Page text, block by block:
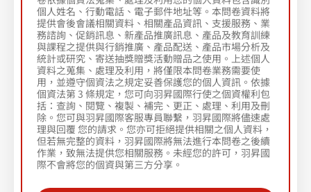
活
動
發
送
簡
訊
時
使
用
）
姓
名
個人姓名、行動電話、電子郵件地址等。本問卷資料將
提供會後會議相關資料、相關產品資訊、支援服務、業
務諮詢、促銷訊息、新產品推廣訊息、產品及教育訓練
與課程之提供與行銷推廣、產品配送、產品市場分析及
統計或研究、寄送抽獎贈獎活動贈品之使用。上述個人
資料之蒐集、處理及利用，將僅限本問卷業務需要使
用，並遵守個資法之規定妥善保護您的個人資訊。依據
個資法第 3 條規定，您可向羽昇國際行使之個資權利包
括：查詢、閱覽、複製、補完、更正、處理、利用及刪
除。您可與羽昇國際客服專員聯繫，羽昇國際將儘速處
理與回覆 您的請求。您亦可拒絕提供相關之個人資料，
但若無完整的資料，羽昇國際將無法進行本問卷之後續
作業，致無法提供您相關服務。未經您的許可，羽昇國
際不會將您的個資與第三方分享。